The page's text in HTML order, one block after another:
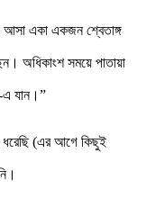
আসা একা একজন শ্বেতাঙ্গ
অধিকাংশ সময়ে পাতায়া
এ যান।”
ধরেছি (এর আগে কিছুই